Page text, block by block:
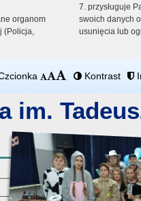
organom
(Policja,
7. przysługuje
swoich danych
usunięcia lub
Kontrast
im.